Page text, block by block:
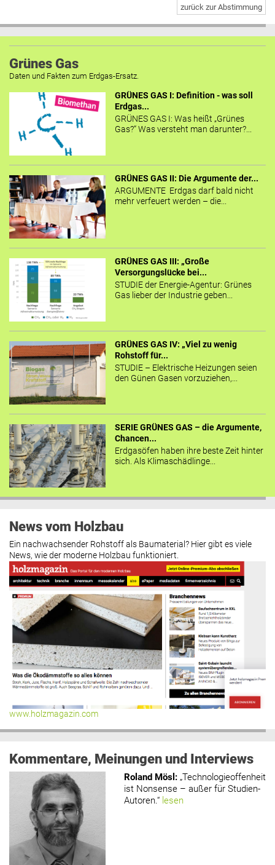
zurück zur Abstimmung
Grünes Gas
Daten und Fakten zum Erdgas-Ersatz.
GRÜNES GAS I: Definition - was soll
Erdgas...
GRÜNES GAS I: Was heißt „Grünes
Gas?“ Was versteht man darunter?...
GRÜNES GAS II: Die Argumente der...
ARGUMENTE Erdgas darf bald nicht
mehr verfeuert werden – die...
GRÜNES GAS III: „Große
Versorgungslücke bei...
STUDIE der Energie-Agentur: Grünes
Gas lieber der Industrie geben...
GRÜNES GAS IV: „Viel zu wenig
Rohstoff für...
STUDIE – Elektrische Heizungen seien
den Günen Gasen vorzuziehen,...
SERIE GRÜNES GAS – die Argumente,
Chancen...
Erdgasöfen haben ihre beste Zeit hinter
sich. Als Klimaschädlinge...
News vom Holzbau
Ein nachwachsender Rohstoff als Baumaterial? Hier gibt es viele
News, wie der moderne Holzbau funktioniert.
www.holzmagazin.com
Kommentare, Meinungen und Interviews
Roland Mösl : „Technologieoffenheit
ist Nonsense – außer für Studien-
Autoren.“ lesen